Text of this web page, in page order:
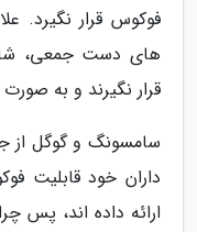
فوکوس قرار نگیرد.
های دست جمعی،
قرار نگیرند و به
سامسونگ و گوگل از
داران خود قابلیت
ارائه داده اند، پس